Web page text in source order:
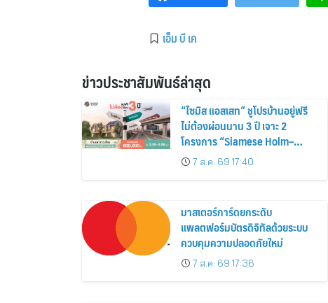
เอ็ม บี เค
ข่าวประชาสัมพันธ์ล่าสุด
“ไซมิส แอสเสท” ชูโปรบ้านอยู่ฟรี
ไม่ต้องผ่อนนาน 3 ปี เจาะ 2
โครงการ “Siamese Holm–
Siamese Blossom” พร้อม
ส่วนลดและสิทธิพิเศษถึง 31
7 ส.ค. 69 17:40
มาสเตอร์การ์ดยกระดับ
แพลตฟอร์มบัตรดิจิทัลด้วยระบบ
ควบคุมความปลอดภัยใหม่
7 ส.ค. 69 17:36